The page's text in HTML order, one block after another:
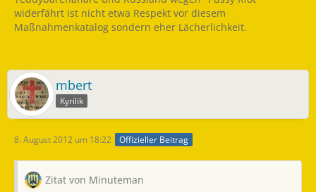
widerfährt ist nicht etwa Respekt vor diesem
Maßnahmenkatalog sondern eher Lächerlichkeit.
mbert
Kyrilik
8. August 2012 um 18:22 Offizieller Beitrag
Zitat von Minuteman